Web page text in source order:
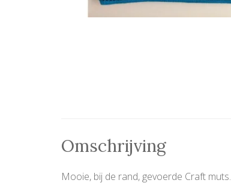
Omschrijving
Mooie, bij de rand, gevoerde Craft muts.